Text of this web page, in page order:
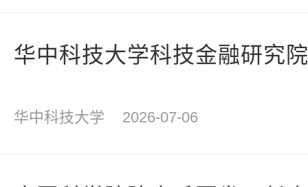
华中科技大学科技金融研究
华中科技大学 2026-07-06